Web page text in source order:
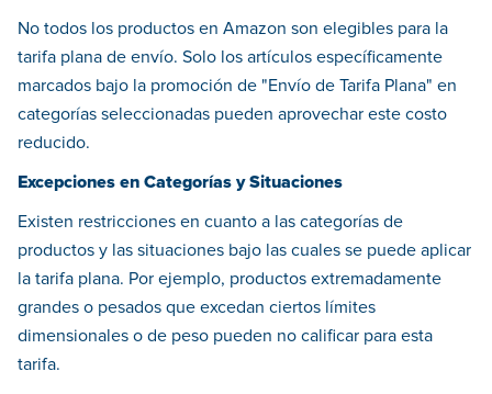
No todos los productos en Amazon son elegibles para la
tarifa plana de envío. Solo los artículos específicamente
marcados bajo la promoción de "Envío de Tarifa Plana" en
categorías seleccionadas pueden aprovechar este costo
reducido.
Excepciones en Categorías y Situaciones
Existen restricciones en cuanto a las categorías de
productos y las situaciones bajo las cuales se puede aplicar
la tarifa plana. Por ejemplo, productos extremadamente
grandes o pesados que excedan ciertos límites
dimensionales o de peso pueden no calificar para esta
tarifa.